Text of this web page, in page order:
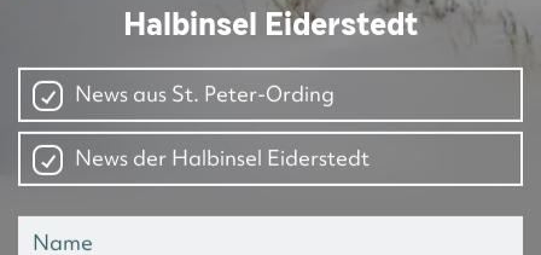
Halbinsel Eiderstedt
News aus St. Peter-Ording
News der Halbinsel Eiderstedt